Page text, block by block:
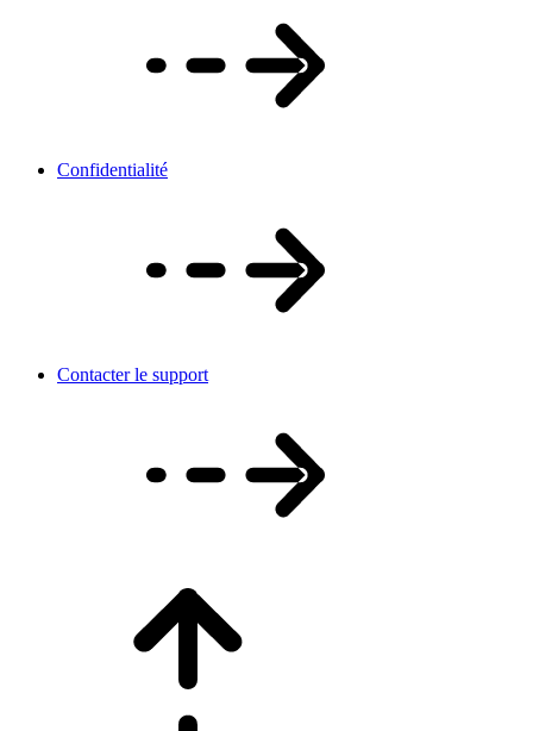
Confidentialité
Contacter le support